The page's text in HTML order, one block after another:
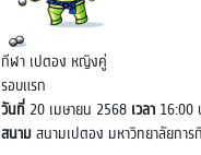
กีฬา เปตอง หญิงคู่
รอบแรก
วันที่ 20 เมษายน 2568 เวลา 16:00
สนามสนามเปตอง มหาวิทยาลัยกา